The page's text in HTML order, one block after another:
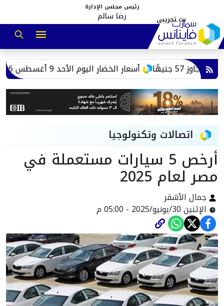
رئيس مجلس الإدارة
رضا سالم
أسعار الخضار اليوم الأحد 9 أغسطس 2026 في سوق العبور.. تراجع الفاصوليا والبامية والكوسة
اتصالات وتكنولوجيا
أرخص 5 سيارات مستعملة في
مصر لعام 2025
جمال الأشقر
الإثنين 30/يونيو/2025 - 05:00 م